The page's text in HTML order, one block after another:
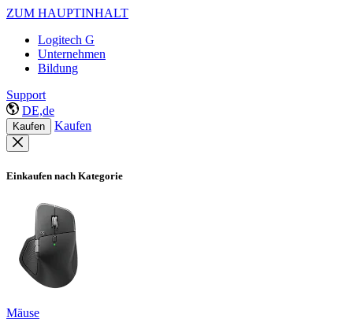
ZUM HAUPTINHALT
Logitech G
Unternehmen
Bildung
Support
DE,de
Kaufen Kaufen
Einkaufen nach Kategorie
Mäuse